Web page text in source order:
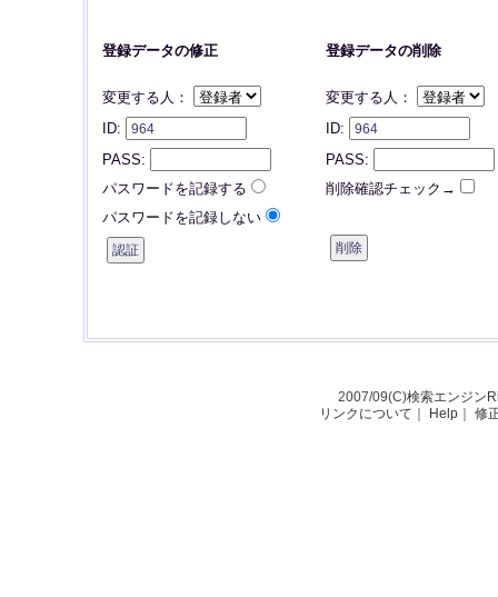
登録データの修正 登録データの削除
変更する人：
ID:
PASS:
パスワードを記録する
パスワードを記録しない
変更する人：
ID:
PASS:
削除確認チェック→
2007/09(C)検索エンジン
リンクについて
Help｜ 修